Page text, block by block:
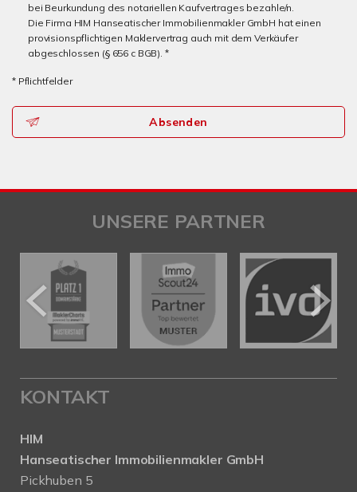
bei Beurkundung des notariellen Kaufvertrages bezahle/n.
Die Firma HIM Hanseatischer Immobilienmakler GmbH hat einen
provisionspflichtigen Maklervertrag auch mit dem Verkäufer
abgeschlossen (§ 656 c BGB). *
* Pflichtfelder
Absenden
UNSERE PARTNER
KONTAKT
HIM
Hanseatischer Immobilienmakler GmbH
Pickhuben 5